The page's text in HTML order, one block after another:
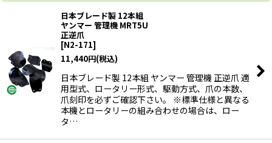
日本ブレード製 12本組
ヤンマー 管理機 MRT5U
正逆爪
[N2-171]
11,440円(税込)
日本ブレード製 12本組 ヤンマー 管理機 正逆爪 適
用型式、ロータリー形式、駆動方式、爪の本数、
爪刻印を必ずご確認下さい。 ※標準仕様と異なる
本機とロータリーの組み合わせの場合は、ロー
タ…